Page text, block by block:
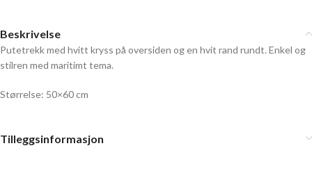
Beskrivelse
Putetrekk med hvitt kryss på oversiden og en hvit rand rundt. Enkel og
stilren med maritimt tema.
Størrelse: 50×60 cm
Tilleggsinformasjon